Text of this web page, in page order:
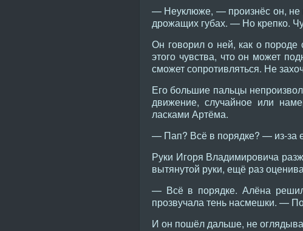
— Неуклюже, — произнёс он, не
дрожащих губах. — Но крепко.
Он говорил о ней, как о породе
этого чувства, что он может
сможет сопротивляться. Не
Его большие пальцы
движение, случайное или
ласками Артёма.
— Пап? Всё в порядке? — из-за
Руки Игоря Владимировича
вытянутой руки, ещё раз
— Всё в порядке. Алёна
прозвучала тень насмешки. —
И он пошёл дальше, не